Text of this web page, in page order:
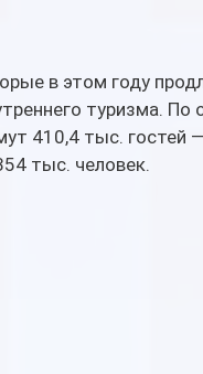
в этом году
туризма. По
410,4 тыс. гостей
тыс. человек.